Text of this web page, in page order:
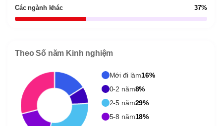
Các ngành khác 37%
Theo Số năm Kinh nghiệm
Mới đi làm16%
0-2 năm8%
2-5 năm29%
5-8 năm18%